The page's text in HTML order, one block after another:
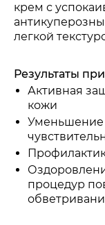
крем с
легкой
Результаты
Активная
кожи
Уменьшение
процедур